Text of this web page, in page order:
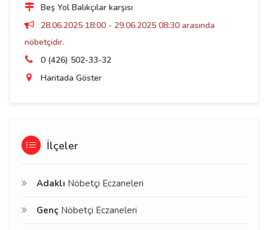
Beş Yol Balıkçılar karşısı
28.06.2025 18:00 - 29.06.2025 08:30 arasında
nöbetçidir.
0 (426) 502-33-32
Haritada Göster
İlçeler
Adaklı Nöbetçi Eczaneleri
Genç Nöbetçi Eczaneleri